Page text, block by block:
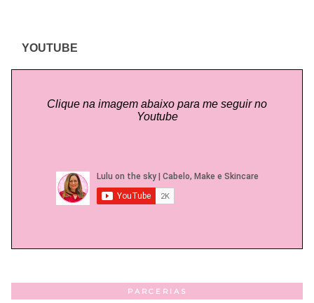
YOUTUBE
Clique na imagem abaixo para me seguir no
Youtube
PARCERIAS